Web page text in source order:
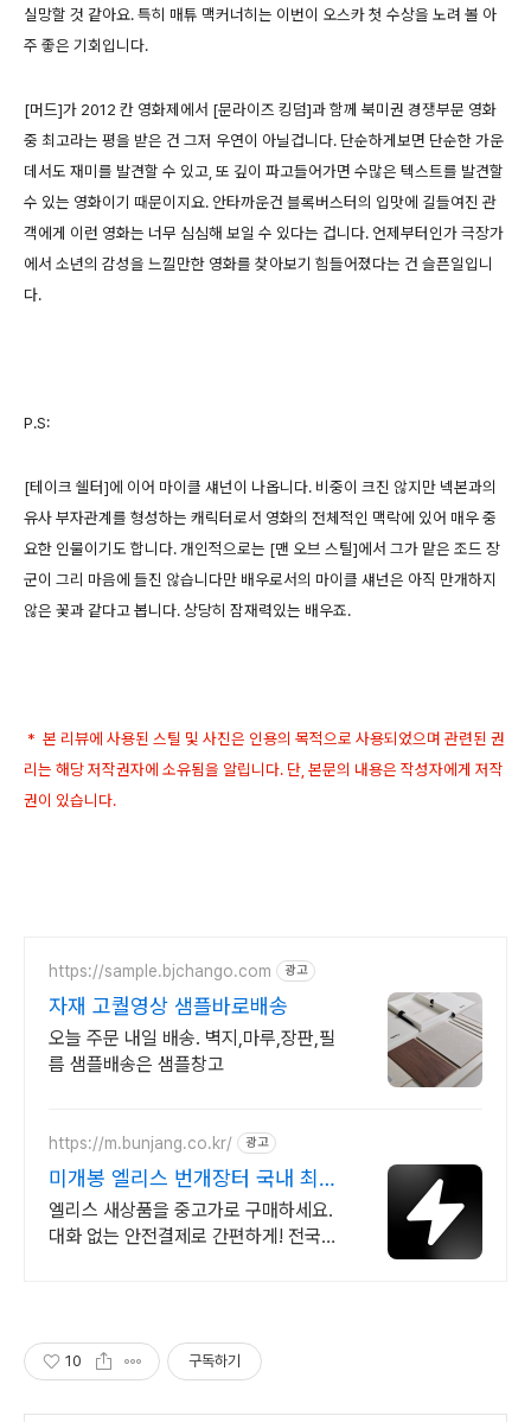
실망할 것 같아요. 특히 매튜 맥커너히는 이번이 오스카 첫 수상을 노려 볼 아
주 좋은 기회입니다.
[머드]가 2012 칸 영화제에서 [문라이즈 킹덤]과 함께 북미권 경쟁부문 영화
중 최고라는 평을 받은 건 그저 우연이 아닐겁니다. 단순하게보면 단순한 가운
데서도 재미를 발견할 수 있고, 또 깊이 파고들어가면 수많은 텍스트를 발견할
수 있는 영화이기 때문이지요. 안타까운건 블록버스터의 입맛에 길들여진 관
객에게 이런 영화는 너무 심심해 보일 수 있다는 겁니다. 언제부터인가 극장가
에서 소년의 감성을 느낄만한 영화를 찾아보기 힘들어졌다는 건 슬픈일입니
다.
P.S:
[테이크 쉘터]에 이어 마이클 섀넌이 나옵니다. 비중이 크진 않지만 넥본과의
유사 부자관계를 형성하는 캐릭터로서 영화의 전체적인 맥락에 있어 매우 중
요한 인물이기도 합니다. 개인적으로는 [맨 오브 스틸]에서 그가 맡은 조드 장
군이 그리 마음에 들진 않습니다만 배우로서의 마이클 섀넌은 아직 만개하지
않은 꽃과 같다고 봅니다. 상당히 잠재력있는 배우죠.
* 본 리뷰에 사용된 스틸 및 사진은 인용의 목적으로 사용되었으며 관련된 권
리는 해당 저작권자에 소유됨을 알립니다. 단, 본문의 내용은 작성자에게 저작
권이 있습니다.
https://sample.bjchango.com 광고
자재 고퀄영상 샘플바로배송
오늘 주문 내일 배송. 벽지,마루,장판,필
름 샘플배송은 샘플창고
https://m.bunjang.co.kr/ 광고
미개봉 엘리스 번개장터 국내 최대
브랜드 중고거래
엘리스 새상품을 중고가로 구매하세요.
대화 없는 안전결제로 간편하게! 전국
10 구독하기